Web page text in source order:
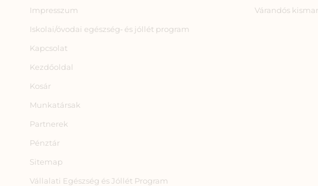
Impresszum
Iskolai/óvodai egészség‑ és jóllét program
Kapcsolat
Kezdőoldal
Kosár
Munkatársak
Partnerek
Pénztár
Sitemap
Vállalati Egészség és Jóllét Program
Várandós